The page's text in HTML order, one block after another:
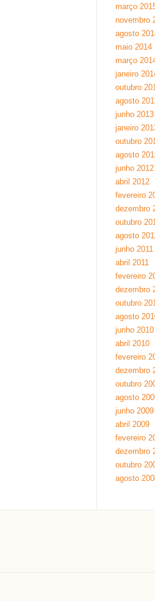
março
novembro
agosto
maio 2014
março
janeiro
outubro
agosto
junho 2013
janeiro
outubro
agosto
junho 2012
abril 2012
fevereiro
dezembro
outubro
agosto
junho 2011
abril 2011
fevereiro
dezembro
outubro
agosto
junho 2010
abril 2010
fevereiro
dezembro
outubro
agosto
junho 2009
abril 2009
fevereiro
dezembro
outubro
agosto